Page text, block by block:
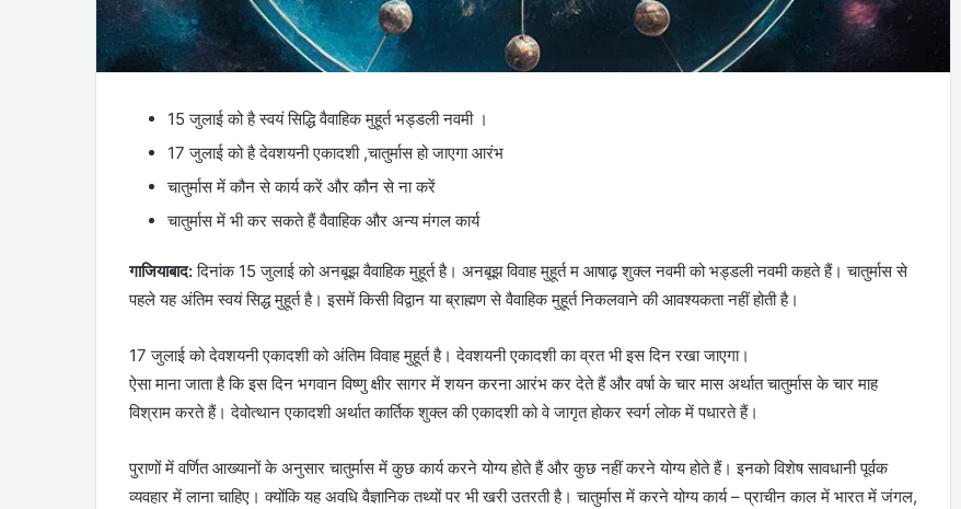
15 जुलाई को है स्वयं सिद्धि वैवाहिक मुहूर्त भड्डली नवमी ।
17 जुलाई को है देवशयनी एकादशी ,चातुर्मास हो जाएगा आरंभ
चातुर्मास में कौन से कार्य करें और कौन से ना करें
चातुर्मास में भी कर सकते हैं वैवाहिक और अन्य मंगल कार्य
गाजियाबाद:दिनांक 15 जुलाई को अनबूझ वैवाहिक मुहूर्त है। अनबूझ विवाह मुहूर्त म आषाढ़ शुक्ल नवमी को भड्डली नवमी कहते हैं। चातुर्मास से
पहले यह अंतिम स्वयं सिद्ध मुहूर्त है। इसमें किसी विद्वान या ब्राह्मण से वैवाहिक मुहूर्त निकलवाने की आवश्यकता नहीं होती है।
17 जुलाई को देवशयनी एकादशी को अंतिम विवाह मुहूर्त है। देवशयनी एकादशी का व्रत भी इस दिन रखा जाएगा।
ऐसा माना जाता है कि इस दिन भगवान विष्णु क्षीर सागर में शयन करना आरंभ कर देते हैं और वर्षा के चार मास अर्थात चातुर्मास के चार माह
विश्राम करते हैं। देवोत्थान एकादशी अर्थात कार्तिक शुक्ल की एकादशी को वे जागृत होकर स्वर्ग लोक में पधारते हैं।
पुराणों में वर्णित आख्यानों के अनुसार चातुर्मास में कुछ कार्य करने योग्य होते हैं और कुछ नहीं करने योग्य होते हैं। इनको विशेष सावधानी पूर्वक
व्यवहार में लाना चाहिए। क्योंकि यह अवधि वैज्ञानिक तथ्यों पर भी खरी उतरती है। चातुर्मास में करने योग्य कार्य – प्राचीन काल में भारत में जंगल,